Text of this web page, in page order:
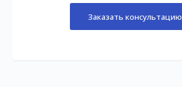
Заказать консультацию